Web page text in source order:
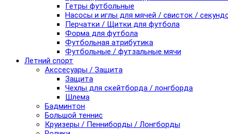
Гетры футбольные
Насосы и иглы для мячей / свисток /
Перчатки / Щитки для футбола
Форма для футбола
Футбольная атрибутика
Футбольные / футзальные мячи
Летний спорт
Акссесуары / Защита
Защита
Чехлы для скейтборда / лонгборда
Шлема
Бадминтон
Большой теннис
Круизеры / Пенниборды / Лонгборды